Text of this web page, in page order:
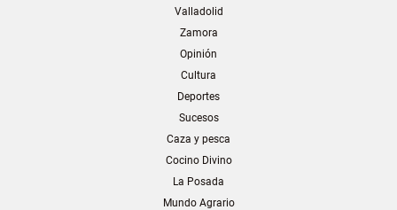
Valladolid
Zamora
Opinión
Cultura
Deportes
Sucesos
Caza y pesca
Cocino Divino
La Posada
Mundo Agrario